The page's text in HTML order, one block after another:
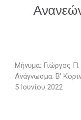
Μήνυμα: Γιώργος
Ανάγνωσμα: Β’
5 Ιουνίου 2022